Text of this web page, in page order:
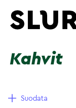
Kahvit
Suodata